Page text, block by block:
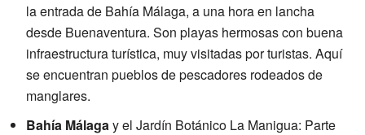
la entrada de Bahía Málaga, a una hora en lancha
desde Buenaventura. Son playas hermosas con buena
infraestructura turística, muy visitadas por turistas. Aquí
se encuentran pueblos de pescadores rodeados de
manglares.
Bahía Málagay el Jardín Botánico La Manigua: Parte